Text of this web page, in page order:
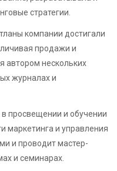
стратегии.
компании достигали
продажи и
автором нескольких
журналах и
просвещении и обучении
маркетинга и управления
и проводит мастер-
и семинарах.